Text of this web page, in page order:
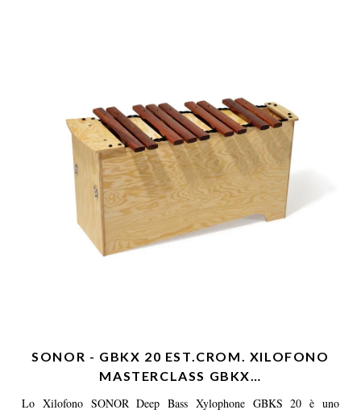
SONOR - GBKX 20 EST.CROM. XILOFONO
MASTERCLASS GBKX…
Lo Xilofono SONOR Deep Bass Xylophone GBKS 20 è uno